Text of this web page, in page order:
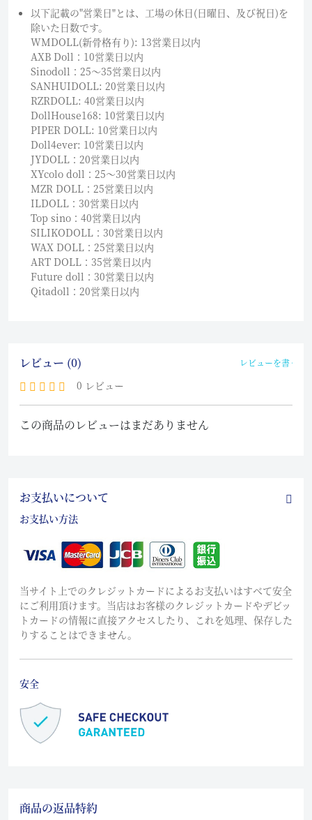
以下記載の"営業日"とは、工場の休日(日曜日、及び祝日)を
除いた日数です。
WMDOLL(新骨格有り): 13営業日以内
AXB Doll：10営業日以内
Sinodoll：25〜35営業日以内
SANHUIDOLL: 20営業日以内
RZRDOLL: 40営業日以内
DollHouse168: 10営業日以内
PIPER DOLL: 10営業日以内
Doll4ever: 10営業日以内
JYDOLL：20営業日以内
XYcolo doll：25〜30営業日以内
MZR DOLL：25営業日以内
ILDOLL：30営業日以内
Top sino：40営業日以内
SILIKODOLL：30営業日以内
WAX DOLL：25営業日以内
ART DOLL：35営業日以内
Future doll：30営業日以内
Qitadoll：20営業日以内
レビュー (0) レビューを書く
0 レビュー
この商品のレビューはまだありません
お支払いについて
お支払い方法
当サイト上でのクレジットカードによるお支払いはすべて安全
にご利用頂けます。当店はお客様のクレジットカードやデビッ
トカードの情報に直接アクセスしたり、これを処理、保存した
りすることはできません。
安全
商品の返品特約